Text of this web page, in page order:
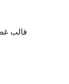
قالب